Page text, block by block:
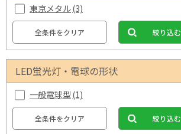
東京メタル(3)
全条件をクリア 絞り込む
LED蛍光灯・電球の形状
一般電球型(1)
全条件をクリア 絞り込む